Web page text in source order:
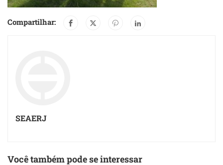
Compartilhar:
SEAERJ
Você também pode se interessar